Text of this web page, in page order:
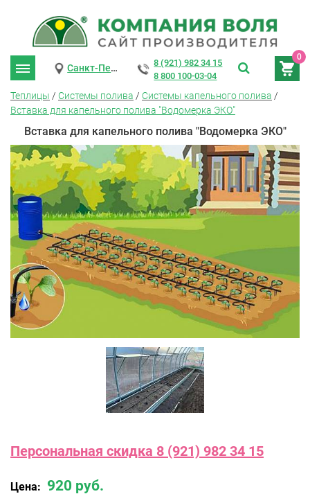
0
Санкт-Петербург
8 (921) 982 34 15
8 800 100-03-04
Теплицы / Системы полива / Системы капельного полива /
Вставка для капельного полива "Водомерка ЭКО"
Вставка для капельного полива "Водомерка ЭКО"
Персональная скидка 8 (921) 982 34 15
Цена: 920 руб.